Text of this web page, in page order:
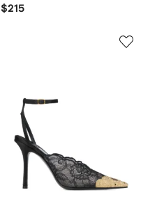
$215